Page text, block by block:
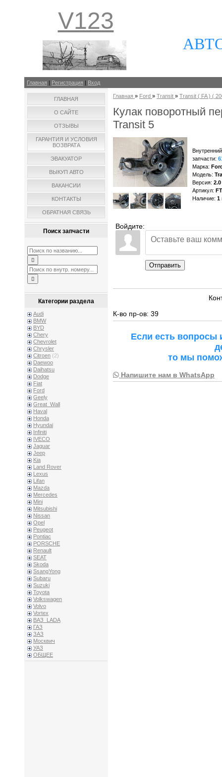
V123
Главная | Регистрация | Вход
ГЛАВНАЯ
О САЙТЕ
ОТЗЫВЫ
ГАРАНТИЯ И УСЛОВИЯ
ВОЗВРАТА
ЭВАКУАТОР
ВЫКУП АВТО
ВАКАНСИИ
КОНТАКТЫ
ОБРАТНАЯ СВЯЗЬ
Поиск запчасти
Категории раздела
Audi
BMW
BYD
Chery
Chevrolet
Chrysler
Citroen (2)
Daewoo
Daihatsu
Dodge
Fiat
Ford
Geely
Great_Wall
Haval
Honda
Hyundai
Infiniti
IVECO
Jaguar
Jeep
Kia
Land Rover
Lexus
Lifan
Mazda
Mercedes
Mini
Mitsubishi
Nissan
Opel
Peugeot
Pontiac
PORSCHE
Renault
SEAT
Skoda
SsangYong
Subaru
Suzuki
Toyota
Volkswagen
Volvo
Vortex
ВАЗ_LADA
ГАЗ
ЗАЗ
Москвич
УАЗ
ОБЩЕЕ
Главная » Ford » Transit » Transit ( FA ) (
Кулак поворотный
Transit 5
запчасти:
Марка:
Модель:
Версия:
Артикул:
Наличие: 1
Войдите:
Отправить
К-во пр-ов: 39
Если есть
то мы
Напишите нам в WhatsApp